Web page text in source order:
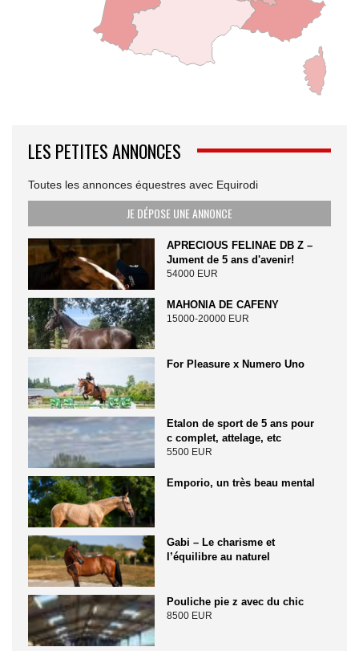
LES PETITES ANNONCES
Toutes les annonces équestres avec Equirodi
JE DÉPOSE UNE ANNONCE
APRECIOUS FELINAE DB Z –
Jument de 5 ans d'avenir!
54000 EUR
MAHONIA DE CAFENY
15000-20000 EUR
For Pleasure x Numero Uno
Etalon de sport de 5 ans pour
c complet, attelage, etc
5500 EUR
Emporio, un très beau mental
Gabi – Le charisme et
l’équilibre au naturel
Pouliche pie z avec du chic
8500 EUR